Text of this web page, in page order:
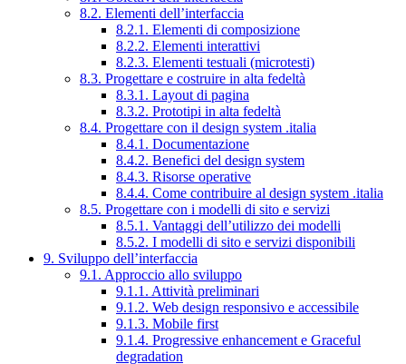
8.2. Elementi dell’interfaccia
8.2.1. Elementi di composizione
8.2.2. Elementi interattivi
8.2.3. Elementi testuali (microtesti)
8.3. Progettare e costruire in alta fedeltà
8.3.1. Layout di pagina
8.3.2. Prototipi in alta fedeltà
8.4. Progettare con il design system .italia
8.4.1. Documentazione
8.4.2. Benefici del design system
8.4.3. Risorse operative
8.4.4. Come contribuire al design system .italia
8.5. Progettare con i modelli di sito e servizi
8.5.1. Vantaggi dell’utilizzo dei modelli
8.5.2. I modelli di sito e servizi disponibili
9. Sviluppo dell’interfaccia
9.1. Approccio allo sviluppo
9.1.1. Attività preliminari
9.1.2. Web design responsivo e accessibile
9.1.3. Mobile first
9.1.4. Progressive enhancement e Graceful
degradation